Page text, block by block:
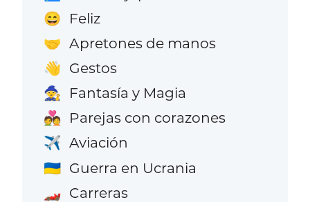
😄 Feliz
🤝 Apretones de manos
👋 Gestos
🧙 Fantasía y Magia
💑 Parejas con corazones
✈️ Aviación
🇺🇦 Guerra en Ucrania
🏎️ Carreras